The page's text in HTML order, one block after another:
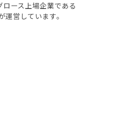
ロース上場企業である
営しています。